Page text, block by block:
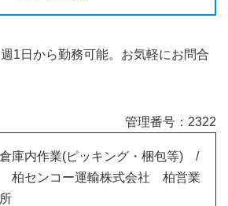
1日から勤務可能。お気軽にお問合
管理番号：2322
倉庫内作業(ピッキング・梱包等) /
柏センコー運輸株式会社 柏営業
所